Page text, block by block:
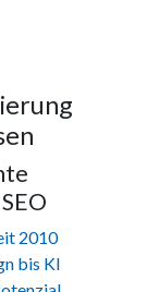
2010
bis KI